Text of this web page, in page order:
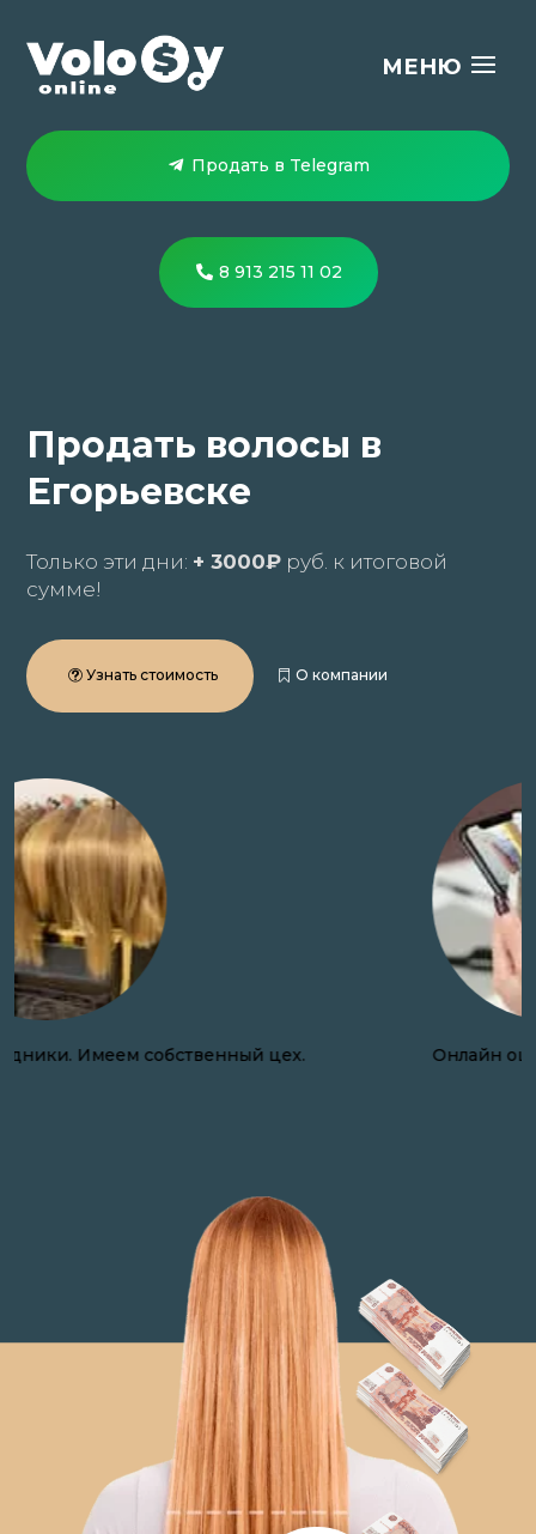
Продать в Telegram
8 913 215 11 02
Продать волосы в
Егорьевске
Только эти дни: + 3000₽ руб. к итоговой
сумме!
Узнать стоимость О компании
Онлайн оценка волос по фото в день обращения.